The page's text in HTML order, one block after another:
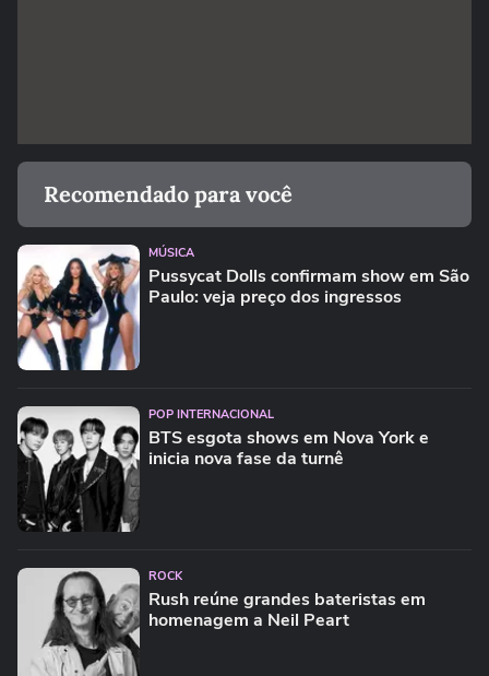
Recomendado para você
MÚSICA
Pussycat Dolls confirmam show em São
Paulo: veja preço dos ingressos
POP INTERNACIONAL
BTS esgota shows em Nova York e
inicia nova fase da turnê
ROCK
Rush reúne grandes bateristas em
homenagem a Neil Peart